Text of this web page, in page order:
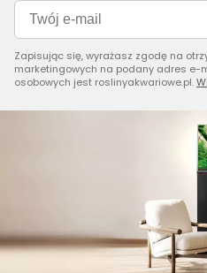
Zapisując się, wyrażasz zgodę na
marketingowych na podany adres e-
osobowych jest roslinyakwariowe.pl.